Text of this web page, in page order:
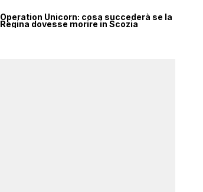
Operation Unicorn: cosa succederà se la
Regina dovesse morire in Scozia